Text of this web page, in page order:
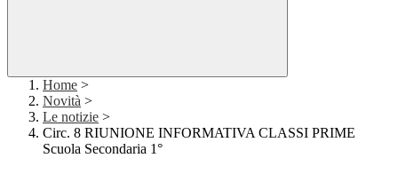
Home >
Novità >
Le notizie >
Circ. 8 RIUNIONE INFORMATIVA CLASSI PRIME
Scuola Secondaria 1°